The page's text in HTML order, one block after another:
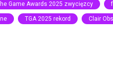
Game Awards 2025 zwycięzcy
TGA 2025 rekord Clair